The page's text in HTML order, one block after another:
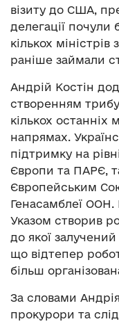
візиту до США,
делегації почули
кількох
раніше займали
Андрій Костін
створенням
кількох останніх
напрямах.
підтримку на
Європи та ПАРЄ,
Європейським
Генасамблеї
Указом створив
до якої
що відтепер
більш
За словами Андрія
прокурори та